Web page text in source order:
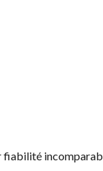
fiabilité